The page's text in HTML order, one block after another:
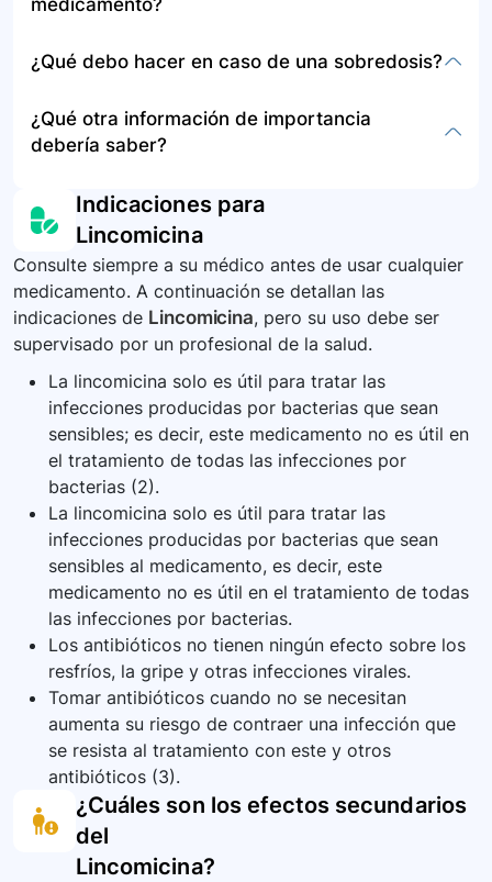
manchas blancas en la boca, flujo vaginal,
respirar o tragar, y coloración amarillenta en piel
medicamento?
el almacenamiento o disposición de la
profesional de la salud o contacte a las
autoridades sanitarias locales.
¿Qué debo hacer en caso de una sobredosis?
médica de urgencia inmediatamente.
¿Qué otra información de importancia
debería saber?
medicamentos que toma, incluyendo
suplementos nutricionales y productos
naturales, para evitar interacciones. Además, la
lincomicina requiere precaución si tiene
enfermedades hepáticas o renales.
Indicaciones para
Lincomicina
Consulte siempre a su médico antes de usar cualquier
medicamento. A continuación se detallan las
indicaciones de Lincomicina, pero su uso debe ser
supervisado por un profesional de la salud.
La lincomicina solo es útil para tratar las
infecciones producidas por bacterias que sean
sensibles; es decir, este medicamento no es útil en
el tratamiento de todas las infecciones por
bacterias (2).
La lincomicina solo es útil para tratar las
infecciones producidas por bacterias que sean
sensibles al medicamento, es decir, este
medicamento no es útil en el tratamiento de todas
las infecciones por bacterias.
Los antibióticos no tienen ningún efecto sobre los
resfríos, la gripe y otras infecciones virales.
Tomar antibióticos cuando no se necesitan
aumenta su riesgo de contraer una infección que
se resista al tratamiento con este y otros
antibióticos (3).
¿Cuáles son los efectos secundarios
del
Lincomicina?